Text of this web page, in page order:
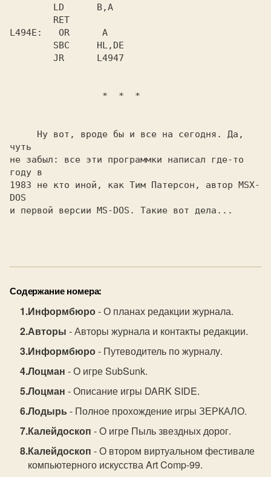
L494E: OR      A
чуть
не забыл: все эти программки написал где-то
году в
1983 не кто иной, как Тим Патерсон, автор MSX-
и первой версии MS-DOS. Такие вот дела...
Содержание номера:
Информбюро- О планах редакции журнала.
Авторы - Авторы журнала и контакты редакции.
Информбюро- Путеводитель по журналу.
Лоцман - О игре SubSunk.
Лоцман - Описание игры DARK SIDE.
Лодырь - Полное прохождение игры ЗЕРКАЛО.
Калейдоскоп - О игре Пыль звездных дорог.
Калейдоскоп - О втором виртуальном фестивале
компьютерного искусства Art Comp-99.